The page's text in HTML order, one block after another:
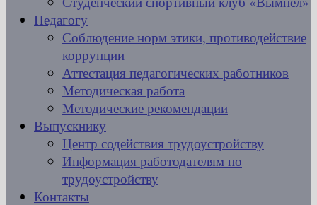
Педагогу
Соблюдение норм этики, противодействие
коррупции
Аттестация педагогических работников
Методическая работа
Методические рекомендации
Выпускнику
Центр содействия трудоустройству
Информация работодателям по
трудоустройству
Контакты